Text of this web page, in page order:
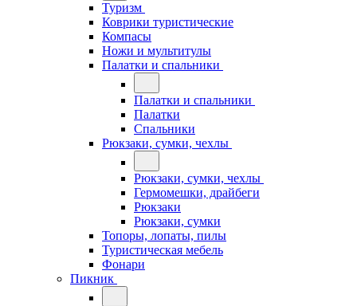
Туризм
Коврики туристические
Компасы
Ножи и мультитулы
Палатки и спальники
Палатки и спальники
Палатки
Спальники
Рюкзаки, сумки, чехлы
Рюкзаки, сумки, чехлы
Гермомешки, драйбеги
Рюкзаки
Рюкзаки, сумки
Топоры, лопаты, пилы
Туристическая мебель
Фонари
Пикник